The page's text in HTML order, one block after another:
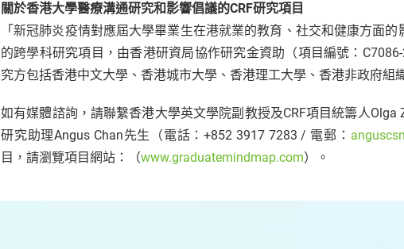
關於香港大學醫療溝通研究和影響倡議的CRF研究項目
「新冠肺炎疫情對應屆大學畢業生在港就業的教育、社交和健康方面
的跨學科研究項目，由香港研資局協作研究金資助（項目編號：
究方包括香港中文大學、香港城市大學、香港理工大學、香港非政府組
如有媒體諮詢，請聯繫香港大學英文學院副教授及CRF項目統籌人Olga
研究助理Angus Chan先生（電話：+852 3917 7283 / 電郵：
目，請瀏覽項目網站：（www.graduatemindmap.com）。